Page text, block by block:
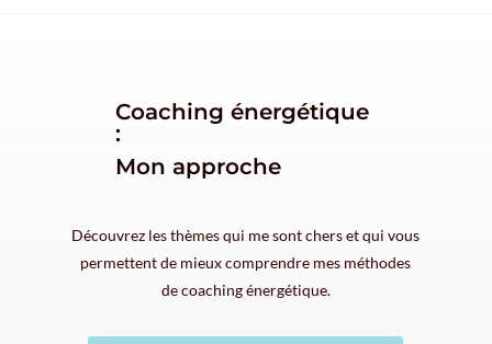
Coaching énergétique
:
Mon approche
Découvrez les thèmes qui me sont chers et qui vous
permettent de mieux comprendre mes méthodes
de coaching énergétique.